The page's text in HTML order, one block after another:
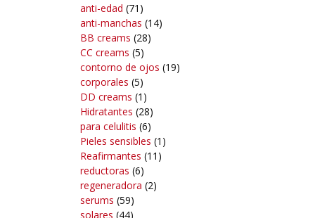
anti-edad (71)
anti-manchas (14)
BB creams (28)
CC creams (5)
contorno de ojos (19)
corporales (5)
DD creams (1)
Hidratantes (28)
para celulitis (6)
Pieles sensibles (1)
Reafirmantes (11)
reductoras (6)
regeneradora (2)
serums (59)
solares (44)